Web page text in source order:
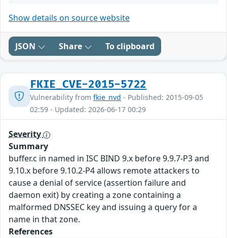
Show details on source website
JSON Share To clipboard
FKIE_CVE-2015-5722
Vulnerability from fkie_nvd - Published: 2015-09-05
02:59 - Updated: 2026-06-17 00:29
Severity
Summary
buffer.c in named in ISC BIND 9.x before 9.9.7-P3 and
9.10.x before 9.10.2-P4 allows remote attackers to
cause a denial of service (assertion failure and
daemon exit) by creating a zone containing a
malformed DNSSEC key and issuing a query for a
name in that zone.
References